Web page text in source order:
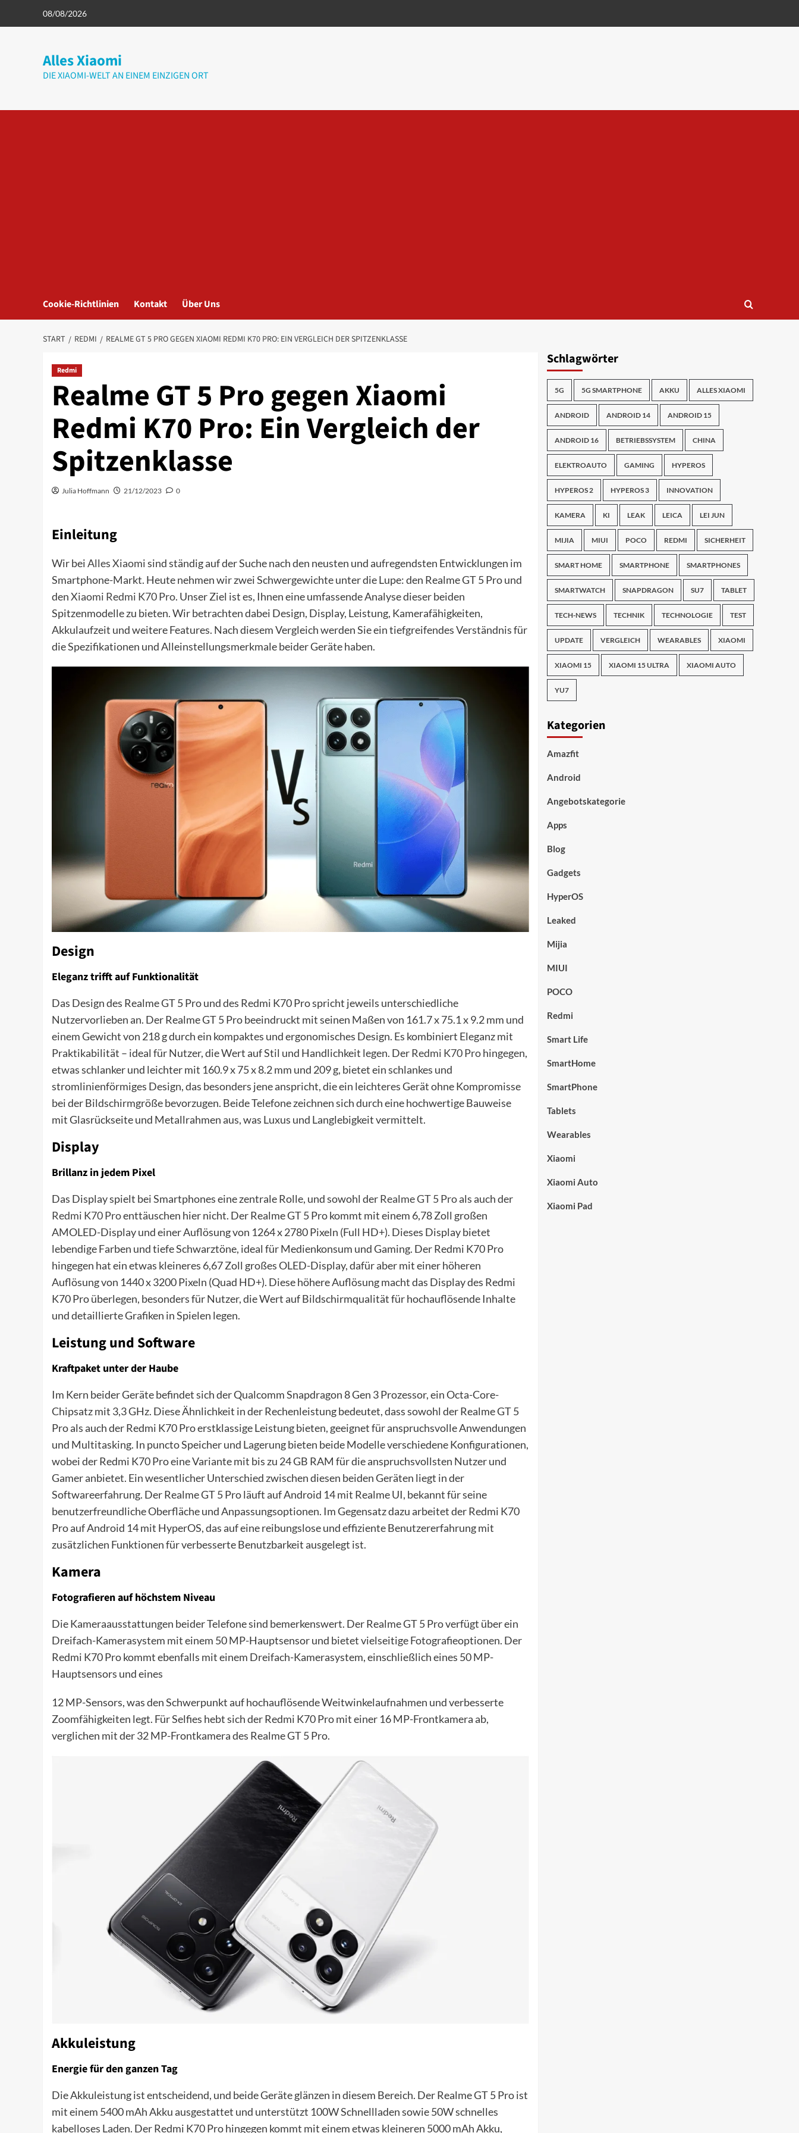
08/08/2026
Alles Xiaomi
DIE XIAOMI-WELT AN EINEM EINZIGEN ORT
Cookie-Richtlinien Kontakt Über Uns
START REDMI REALME GT 5 PRO GEGEN XIAOMI REDMI K70 PRO: EIN VERGLEICH DER SPITZENKLASSE
Redmi
Realme GT 5 Pro gegen Xiaomi
Redmi K70 Pro: Ein Vergleich der
Spitzenklasse
Julia Hoffmann 21/12/2023 0
Einleitung
Wir beiAlles Xiaomisind ständig auf der Suche nach den neusten und aufregendsten Entwicklungen im
Smartphone-Markt. Heute nehmen wir zwei Schwergewichte unter die Lupe: den Realme GT 5 Pro und
denXiaomi Redmi K70 Pro. Unser Ziel ist es, Ihnen eine umfassende Analyse dieser beiden
Spitzenmodelle zu bieten. Wir betrachten dabei Design, Display, Leistung, Kamerafähigkeiten,
Akkulaufzeit und weitere Features. Nach diesem Vergleich werden Sie ein tiefgreifendes Verständnis für
die Spezifikationen und Alleinstellungsmerkmale beider Geräte haben.
Design
Eleganz trifft auf Funktionalität
Das Design des Realme GT 5 Pro und des Redmi K70 Pro spricht jeweils unterschiedliche
Nutzervorlieben an. Der Realme GT 5 Pro beeindruckt mit seinen Maßen von 161.7 x 75.1 x 9.2 mm und
einem Gewicht von 218 g durch ein kompaktes und ergonomisches Design. Es kombiniert Eleganz mit
Praktikabilität – ideal für Nutzer, die Wert auf Stil und Handlichkeit legen. DerRedmi K70 Prohingegen,
etwas schlanker und leichter mit 160.9 x 75 x 8.2 mm und 209 g, bietet ein schlankes und
stromlinienförmiges Design, das besonders jene anspricht, die ein leichteres Gerät ohne Kompromisse
bei der Bildschirmgröße bevorzugen. Beide Telefone zeichnen sich durch eine hochwertige Bauweise
mit Glasrückseite und Metallrahmen aus, was Luxus und Langlebigkeit vermittelt.
Display
Brillanz in jedem Pixel
Das Display spielt bei Smartphones eine zentrale Rolle, und sowohl derRealme GT 5 Proals auch der
Redmi K70 Proenttäuschen hier nicht. Der Realme GT 5 Pro kommt mit einem 6,78 Zoll großen
AMOLED-Display und einer Auflösung von 1264 x 2780 Pixeln (Full HD+). Dieses Display bietet
lebendige Farben und tiefe Schwarztöne, ideal für Medienkonsum und Gaming. Der Redmi K70 Pro
hingegen hat ein etwas kleineres 6,67 Zoll großes OLED-Display, dafür aber mit einer höheren
Auflösung von 1440 x 3200 Pixeln (Quad HD+). Diese höhere Auflösung macht das Display des Redmi
K70 Pro überlegen, besonders für Nutzer, die Wert auf Bildschirmqualität für hochauflösende Inhalte
und detaillierte Grafiken in Spielen legen.
Leistung und Software
Kraftpaket unter der Haube
Im Kern beider Geräte befindet sich der Qualcomm Snapdragon 8 Gen 3 Prozessor, ein Octa-Core-
Chipsatz mit 3,3 GHz. Diese Ähnlichkeit in der Rechenleistung bedeutet, dass sowohl der Realme GT 5
Pro als auch der Redmi K70 Pro erstklassige Leistung bieten, geeignet für anspruchsvolle Anwendungen
und Multitasking. In puncto Speicher und Lagerung bieten beide Modelle verschiedene Konfigurationen,
wobei der Redmi K70 Pro eine Variante mit bis zu 24 GB RAM für die anspruchsvollsten Nutzer und
Gamer anbietet. Ein wesentlicher Unterschied zwischen diesen beiden Geräten liegt in der
Softwareerfahrung. Der Realme GT 5 Pro läuft auf Android 14 mit Realme UI, bekannt für seine
benutzerfreundliche Oberfläche und Anpassungsoptionen. Im Gegensatz dazu arbeitet der Redmi K70
Pro auf Android 14 mit HyperOS, das auf eine reibungslose und effiziente Benutzererfahrung mit
zusätzlichen Funktionen für verbesserte Benutzbarkeit ausgelegt ist.
Kamera
Fotografieren auf höchstem Niveau
Die Kameraausstattungen beider Telefone sind bemerkenswert. Der Realme GT 5 Pro verfügt über ein
Dreifach-Kamerasystem mit einem 50 MP-Hauptsensor und bietet vielseitige Fotografieoptionen. Der
Redmi K70 Pro kommt ebenfalls mit einem Dreifach-Kamerasystem, einschließlich eines 50 MP-
Hauptsensors und eines
12 MP-Sensors, was den Schwerpunkt auf hochauflösende Weitwinkelaufnahmen und verbesserte
Zoomfähigkeiten legt. Für Selfies hebt sich der Redmi K70 Pro mit einer 16 MP-Frontkamera ab,
verglichen mit der 32 MP-Frontkamera des Realme GT 5 Pro.
Akkuleistung
Energie für den ganzen Tag
Die Akkuleistung ist entscheidend, und beide Geräte glänzen in diesem Bereich. Der Realme GT 5 Pro ist
mit einem 5400 mAh Akku ausgestattet und unterstützt 100W Schnellladen sowie 50W schnelles
kabelloses Laden. Der Redmi K70 Pro hingegen kommt mit einem etwas kleineren 5000 mAh Akku,
Schlagwörter
5G 5G SMARTPHONE AKKU ALLES XIAOMI
ANDROID ANDROID 14 ANDROID 15
ANDROID 16 BETRIEBSSYSTEM CHINA
ELEKTROAUTO GAMING HYPEROS
HYPEROS 2 HYPEROS 3 INNOVATION
KAMERA KI LEAK LEICA LEI JUN
MIJIA MIUI POCO REDMI SICHERHEIT
SMART HOME SMARTPHONE SMARTPHONES
SMARTWATCH SNAPDRAGON SU7 TABLET
TECH-NEWS TECHNIK TECHNOLOGIE TEST
UPDATE VERGLEICH WEARABLES XIAOMI
XIAOMI 15 XIAOMI 15 ULTRA XIAOMI AUTO
YU7
Kategorien
Amazfit
Android
Angebotskategorie
Apps
Blog
Gadgets
HyperOS
Leaked
Mijia
MIUI
POCO
Redmi
Smart Life
SmartHome
SmartPhone
Tablets
Wearables
Xiaomi
Xiaomi Auto
Xiaomi Pad